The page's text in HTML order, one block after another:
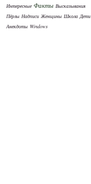
Интересные Факты Высказывания
Пёрлы Надписи Женщины Школа Дети
Анекдоты Windows